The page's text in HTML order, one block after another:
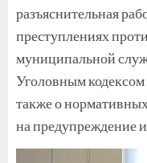
разъяснительная
преступлениях
муниципальной
Уголовным
также о
на предупреждение